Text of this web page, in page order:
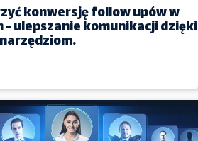
konwersję follow upów w
- ulepszanie komunikacji dzięki